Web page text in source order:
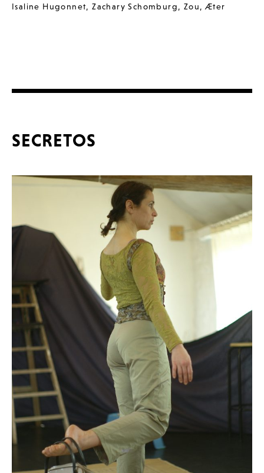
Isaline Hugonnet,Zachary Schomburg, Zou, Æter
SECRETOS